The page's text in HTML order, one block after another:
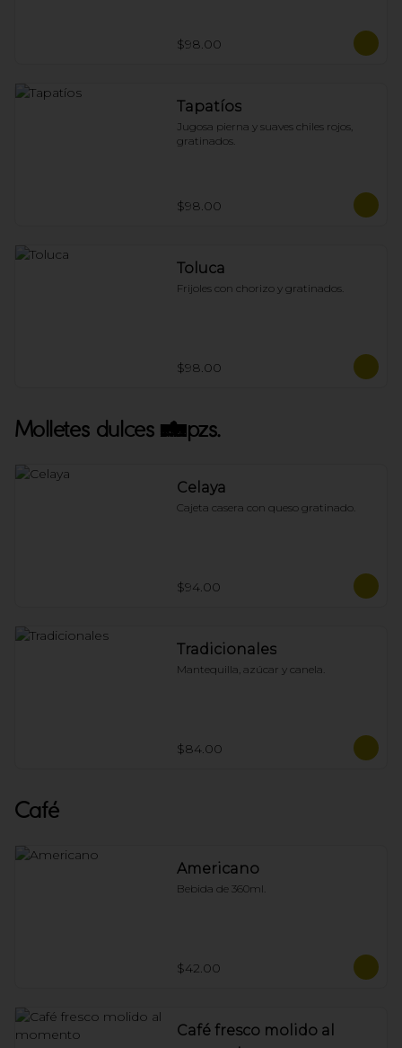
$98.00
Tapatíos
Jugosa pierna y suaves chiles rojos,
gratinados.
$98.00
Toluca
Frijoles con chorizo y gratinados.
$98.00
Molletes dulces 4pzs.
Celaya
Cajeta casera con queso gratinado.
$94.00
Tradicionales
Mantequilla, azúcar y canela.
$84.00
Café
Americano
Bebida de 360ml.
$42.00
Café fresco molido al